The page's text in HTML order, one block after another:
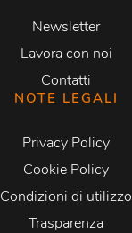
Newsletter
Lavora con noi
Contatti
NOTE LEGALI
Privacy Policy
Cookie Policy
Condizioni di utilizzo
Trasparenza